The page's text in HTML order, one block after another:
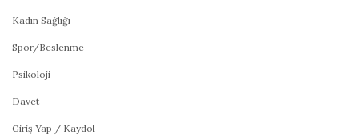
Kadın Sağlığı
Spor/Beslenme
Psikoloji
Davet
Giriş Yap / Kaydol